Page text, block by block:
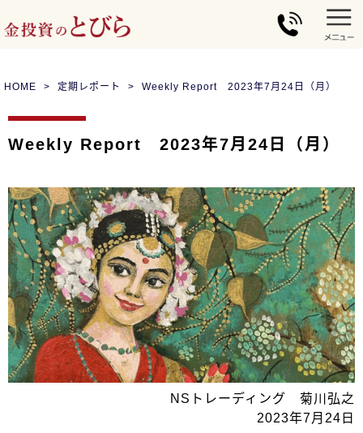
HOME 定期レポート Weekly Report 2023年7月24日（月）
Weekly Report 2023年7月24日（月）
NSトレーディング 菊川弘之
2023年7月24日